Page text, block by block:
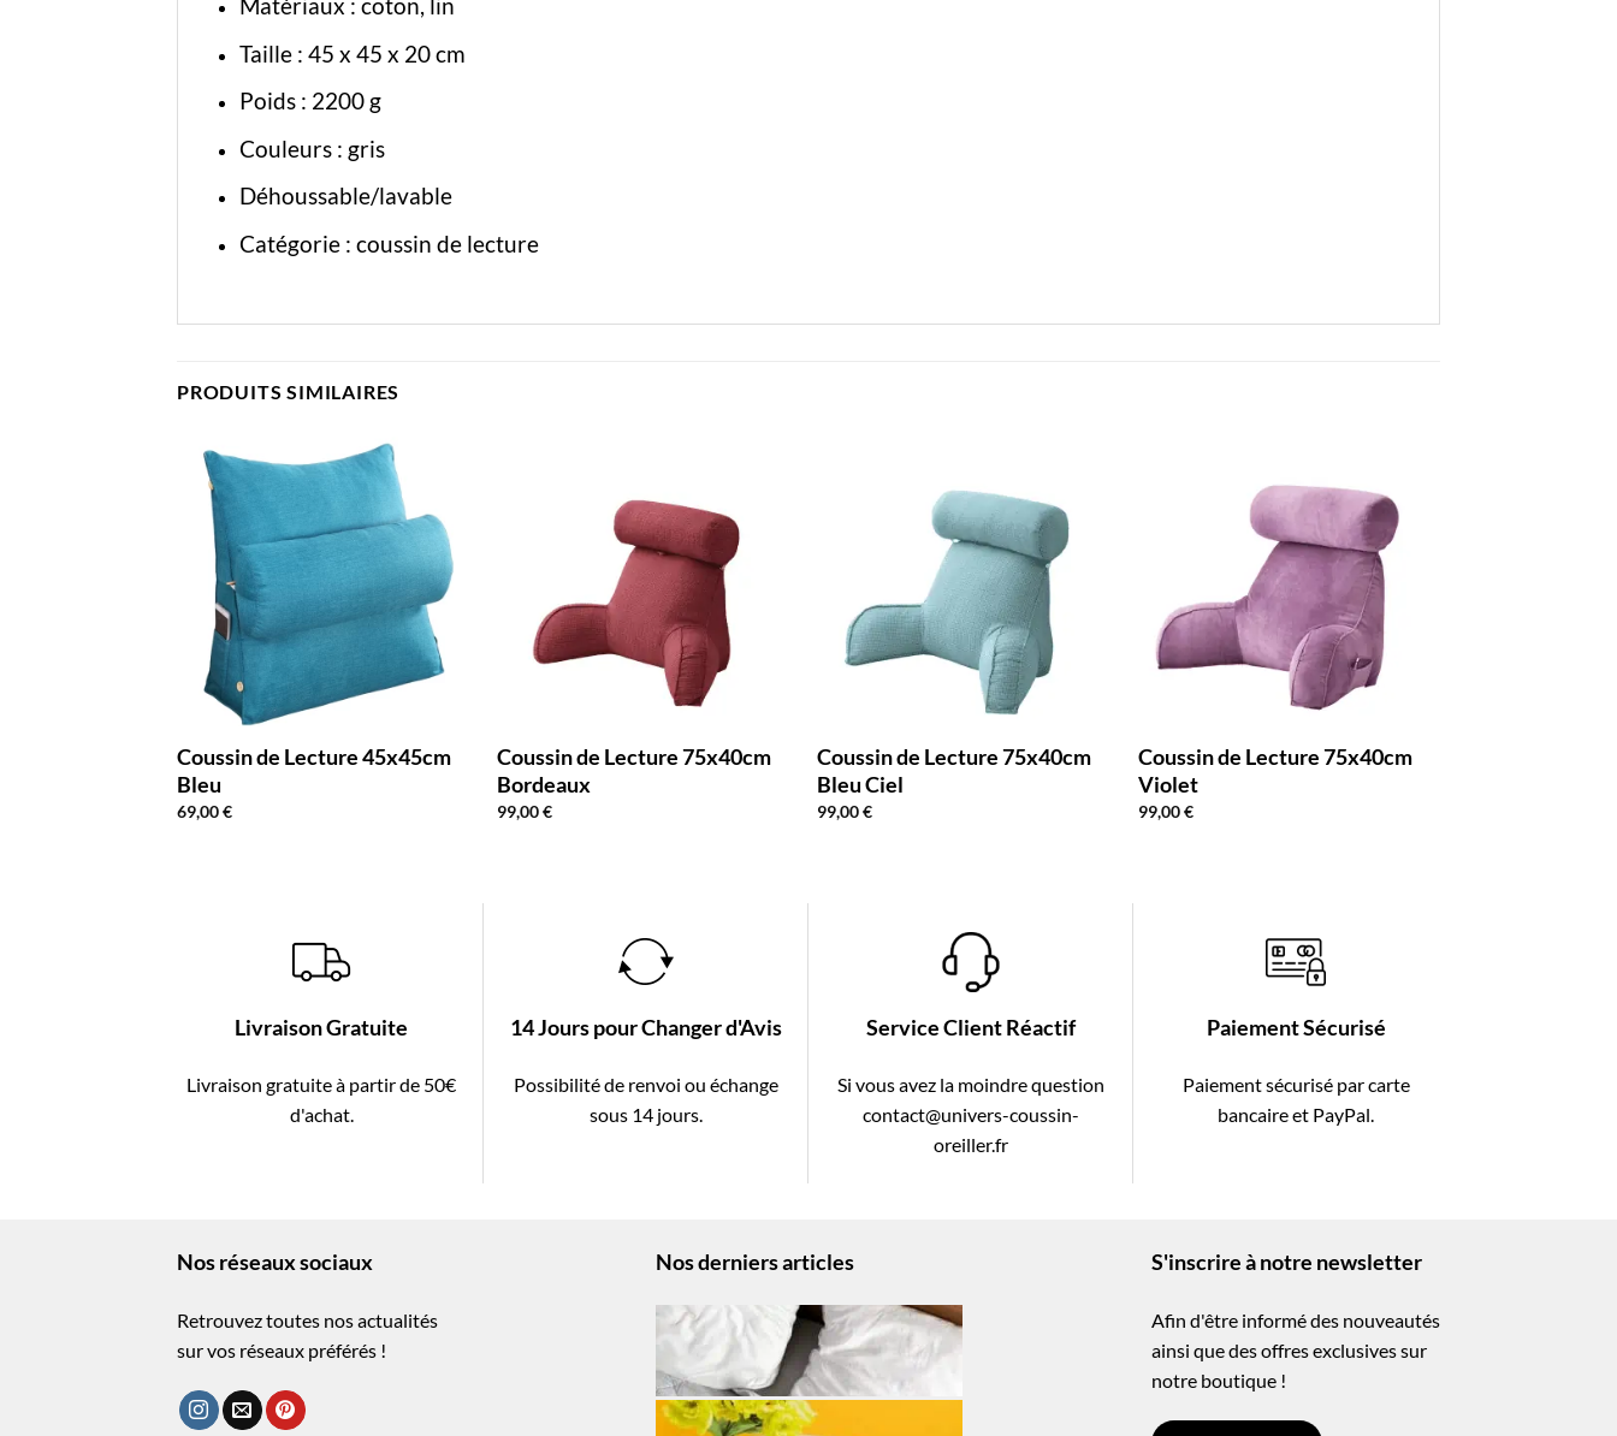
Taille : 45 x 45 x 20 cm
Poids : 2200 g
Couleurs : gris
Déhoussable/lavable
Catégorie : coussin de lecture
PRODUITS SIMILAIRES
Coussin de Lecture 45x45cm
Bleu
69,00€
Coussin de Lecture 75x40cm
Bordeaux
99,00€
Coussin de Lecture 75x40cm
Bleu Ciel
99,00€
Coussin de Lecture 75x40cm
Violet
99,00€
Livraison Gratuite
Livraison gratuite à partir de 50€
d'achat.
14 Jours pour Changer d'Avis
Possibilité de renvoi ou échange
sous 14 jours.
Service Client Réactif
Si vous avez la moindre question
contact@univers-coussin-
oreiller.fr
Paiement Sécurisé
Paiement sécurisé par carte
bancaire et PayPal.
Nos réseaux sociaux
Retrouvez toutes nos actualités
sur vos réseaux préférés !
Nos derniers articles S'inscrire à notre newsletter
Afin d'être informé des nouveautés
ainsi que des offres exclusives sur
notre boutique !